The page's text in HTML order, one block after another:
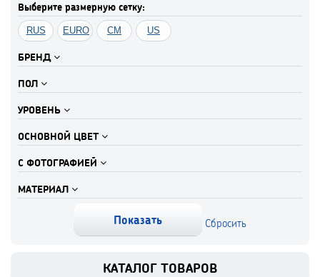
Выберите размерную сетку:
RUS EURO CM US
БРЕНД
ПОЛ
УРОВЕНЬ
ОСНОВНОЙ ЦВЕТ
С ФОТОГРАФИЕЙ
МАТЕРИАЛ
КАТАЛОГ ТОВАРОВ